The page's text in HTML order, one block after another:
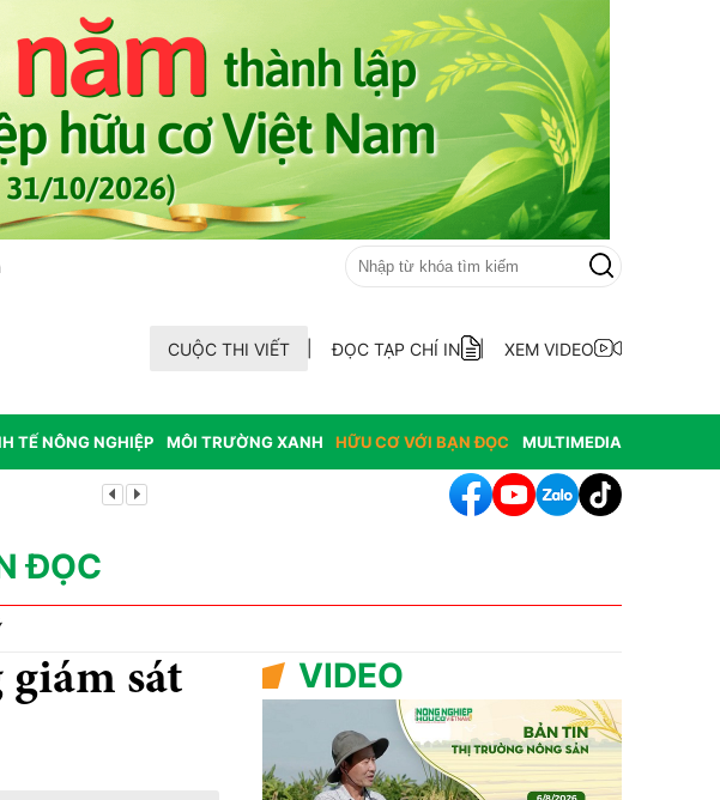
CUỘC THI VIẾT ĐỌC TẠP CHÍ IN XEM VIDEO
TẾ NÔNG NGHIỆP MÔI TRƯỜNG XANH HỮU CƠ VỚI BẠN ĐỌC MULTIMEDIA
Sôi động chuỗi hoạt động hưởng ứng Lễ hội Sầu riêng Đắk Lắk lần thứ I năm
ĐỌC
sát
VIDEO